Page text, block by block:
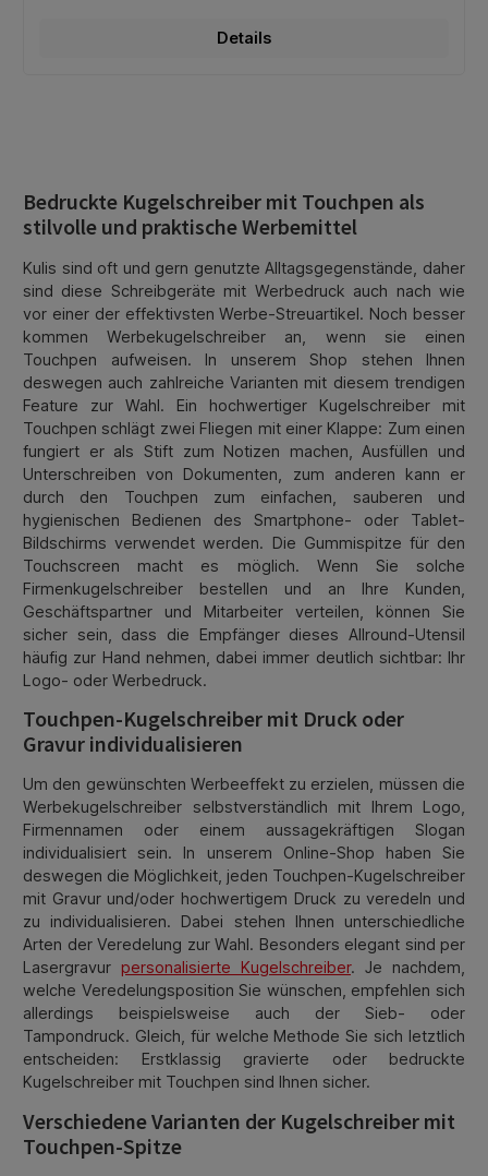
Details
Bedruckte Kugelschreiber mit Touchpen als
stilvolle und praktische Werbemittel
Kulis sind oft und gern genutzte Alltagsgegenstände, daher
sind diese Schreibgeräte mit Werbedruck auch nach wie
vor einer der effektivsten Werbe-Streuartikel. Noch besser
kommen Werbekugelschreiber an, wenn sie einen
Touchpen aufweisen. In unserem Shop stehen Ihnen
deswegen auch zahlreiche Varianten mit diesem trendigen
Feature zur Wahl. Ein hochwertiger Kugelschreiber mit
Touchpen schlägt zwei Fliegen mit einer Klappe: Zum einen
fungiert er als Stift zum Notizen machen, Ausfüllen und
Unterschreiben von Dokumenten, zum anderen kann er
durch den Touchpen zum einfachen, sauberen und
hygienischen Bedienen des Smartphone- oder Tablet-
Bildschirms verwendet werden. Die Gummispitze für den
Touchscreen macht es möglich. Wenn Sie solche
Firmenkugelschreiber bestellen und an Ihre Kunden,
Geschäftspartner und Mitarbeiter verteilen, können Sie
sicher sein, dass die Empfänger dieses Allround-Utensil
häufig zur Hand nehmen, dabei immer deutlich sichtbar: Ihr
Logo- oder Werbedruck.
Touchpen-Kugelschreiber mit Druck oder
Gravur individualisieren
Um den gewünschten Werbeeffekt zu erzielen, müssen die
Werbekugelschreiber selbstverständlich mit Ihrem Logo,
Firmennamen oder einem aussagekräftigen Slogan
individualisiert sein. In unserem Online-Shop haben Sie
deswegen die Möglichkeit, jeden Touchpen-Kugelschreiber
mit Gravur und/oder hochwertigem Druck zu veredeln und
zu individualisieren. Dabei stehen Ihnen unterschiedliche
Arten der Veredelung zur Wahl. Besonders elegant sind per
Lasergravur personalisierte Kugelschreiber. Je nachdem,
welche Veredelungsposition Sie wünschen, empfehlen sich
allerdings beispielsweise auch der Sieb- oder
Tampondruck. Gleich, für welche Methode Sie sich letztlich
entscheiden: Erstklassig gravierte oder bedruckte
Kugelschreiber mit Touchpen sind Ihnen sicher.
Verschiedene Varianten der Kugelschreiber mit
Touchpen-Spitze